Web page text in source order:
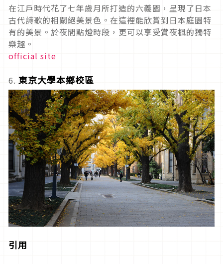
在江戶時代花了七年歲月所打造的六義園，呈現了日本
古代詩歌的相關絕美景色。在這裡能欣賞到日本庭園特
有的美景。於夜間點燈時段，更可以享受賞夜楓的獨特
樂趣。
official site
6. 東京大學本鄉校區
引用